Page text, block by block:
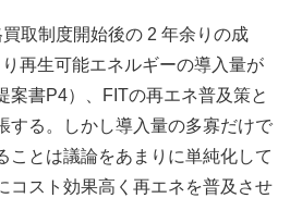
取制度開始後の 2 年余りの成
再生可能エネルギーの導入量が
案書P4）、FITの再エネ普及策と
する。しかし導入量の多寡だけで
ことは議論をあまりに単純化して
コスト効果高く再エネを普及させ